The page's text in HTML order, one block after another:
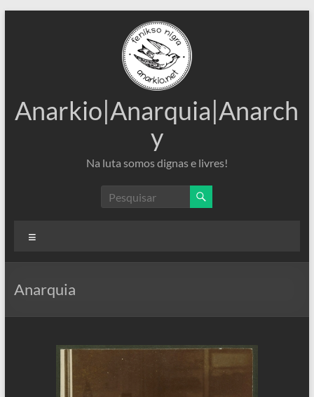
Anarkio|Anarquia|Anarch
y
Na luta somos dignas e livres!
Anarquia